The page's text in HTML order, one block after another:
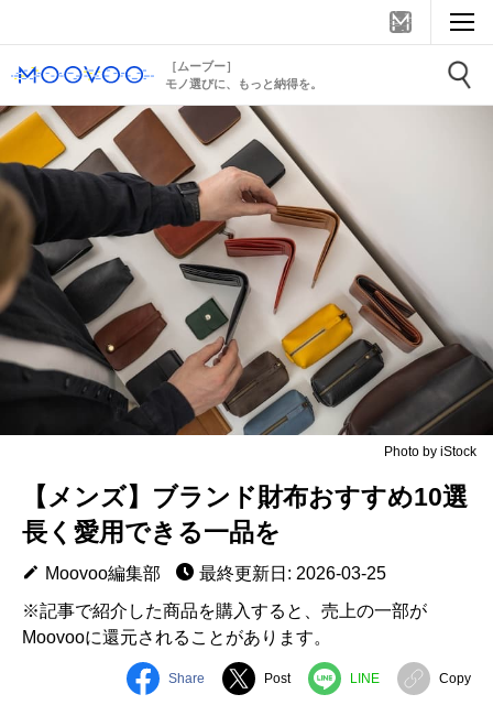
［ムーブー］
モノ選びに、もっと納得を。
Photo by iStock
【メンズ】ブランド財布おすすめ10選
長く愛用できる一品を
Moovoo編集部
最終更新日: 2026-03-25
※記事で紹介した商品を購入すると、売上の一部が
Moovooに還元されることがあります。
Share Post LINE Copy